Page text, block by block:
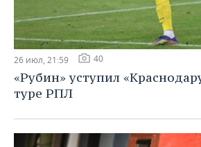
26 июл, 21:59 40
«Рубин» уступил
туре РПЛ